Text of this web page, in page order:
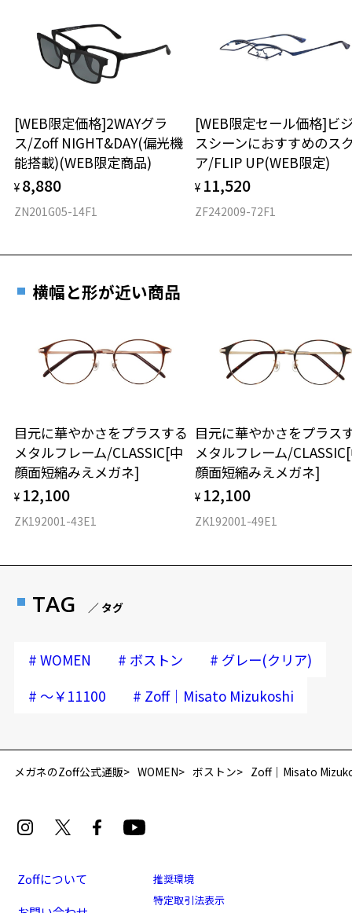
※着脱式サングラス：デモレンズ、アタッチメント込みの重さ
タイプ
材質
フロント素材：メタル/アセテート
[WEB限定価格]2WAYグラ
ス/Zoff NIGHT&DAY(偏光機
能搭載)(WEB限定商品)
¥ 8,880
ZN201G05-14F1
[WEB限定セール価格]ビ
スシーンにおすすめのス
ア/FLIP UP(WEB限定)
¥ 11,520
ZF242009-72F1
横幅と形が近い商品
目元に華やかさをプラスする
メタルフレーム/CLASSIC[中
顔面短縮みえメガネ]
¥ 12,100
ZK192001-43E1
目元に華やかさをプラス
メタルフレーム/
顔面短縮みえメガネ]
¥ 12,100
ZK192001-49E1
TAG ／ タグ
# WOMEN # ボストン # グレー(クリア)
# ～￥11100 # Zoff｜Misato Mizukoshi
メガネのZoff公式通販 WOMEN ボストン Zoff｜Misato
Zoffについて
推奨環境
特定取引法表示